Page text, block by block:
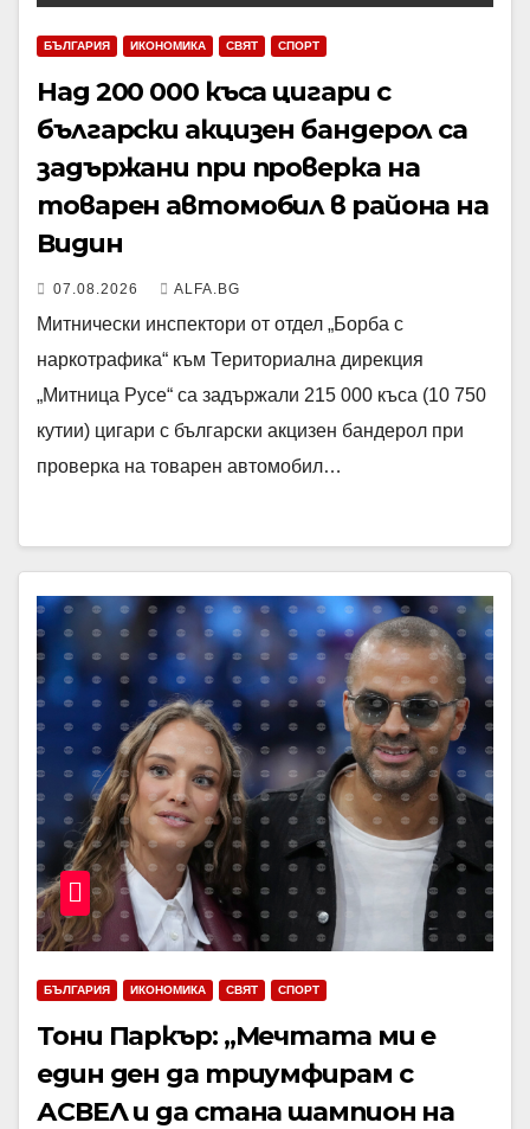
БЪЛГАРИЯ ИКОНОМИКА СВЯТ СПОРТ
Над 200 000 къса цигари с
български акцизен бандерол са
задържани при проверка на
товарен автомобил в района на
Видин
07.08.2026 ALFA.BG
Митнически инспектори от отдел „Борба с
наркотрафика“ към Териториална дирекция
„Митница Русе“ са задържали 215 000 къса (10 750
кутии) цигари с български акцизен бандерол при
проверка на товарен автомобил…
БЪЛГАРИЯ ИКОНОМИКА СВЯТ СПОРТ
Тони Паркър: „Мечтата ми е
един ден да триумфирам с
АСВЕЛ и да стана шампион на